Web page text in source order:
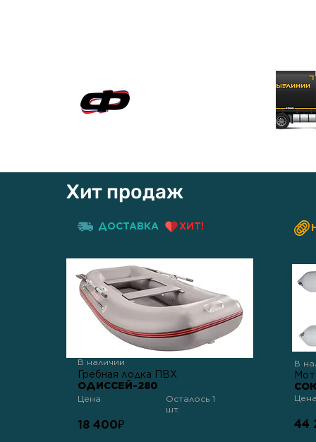
Хит продаж
ДОСТАВКА ХИТ!
В наличии
Гребная лодка ПВХ
ОДИССЕЙ-280
Цена
Осталось 1
шт.
18 400₽
В
Цена
44